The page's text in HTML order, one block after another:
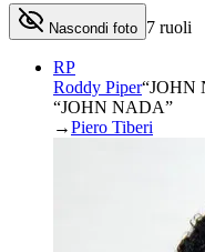
Nascondi foto 7 ruoli
RP
Roddy Piper“JOHN
“JOHN NADA”
→Piero Tiberi